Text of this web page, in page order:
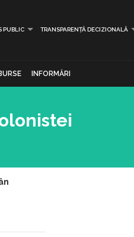
PUBLIC TRANSPARENȚĂ DECIZIONALĂ
INFORMĂRI